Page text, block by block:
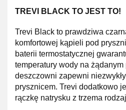
TREVI BLACK TO JEST TO!
Trevi Black to prawdziwa
komfortowej kąpieli pod
baterii termostatycznej
temperatury wody na żądanym
deszczowni zapewni
prysznicem. Trevi dodatkowo
rączkę natrysku z trzema